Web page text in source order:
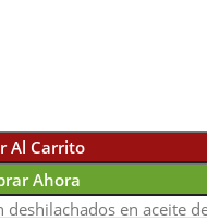
Al Carrito
Ahora
en aceite